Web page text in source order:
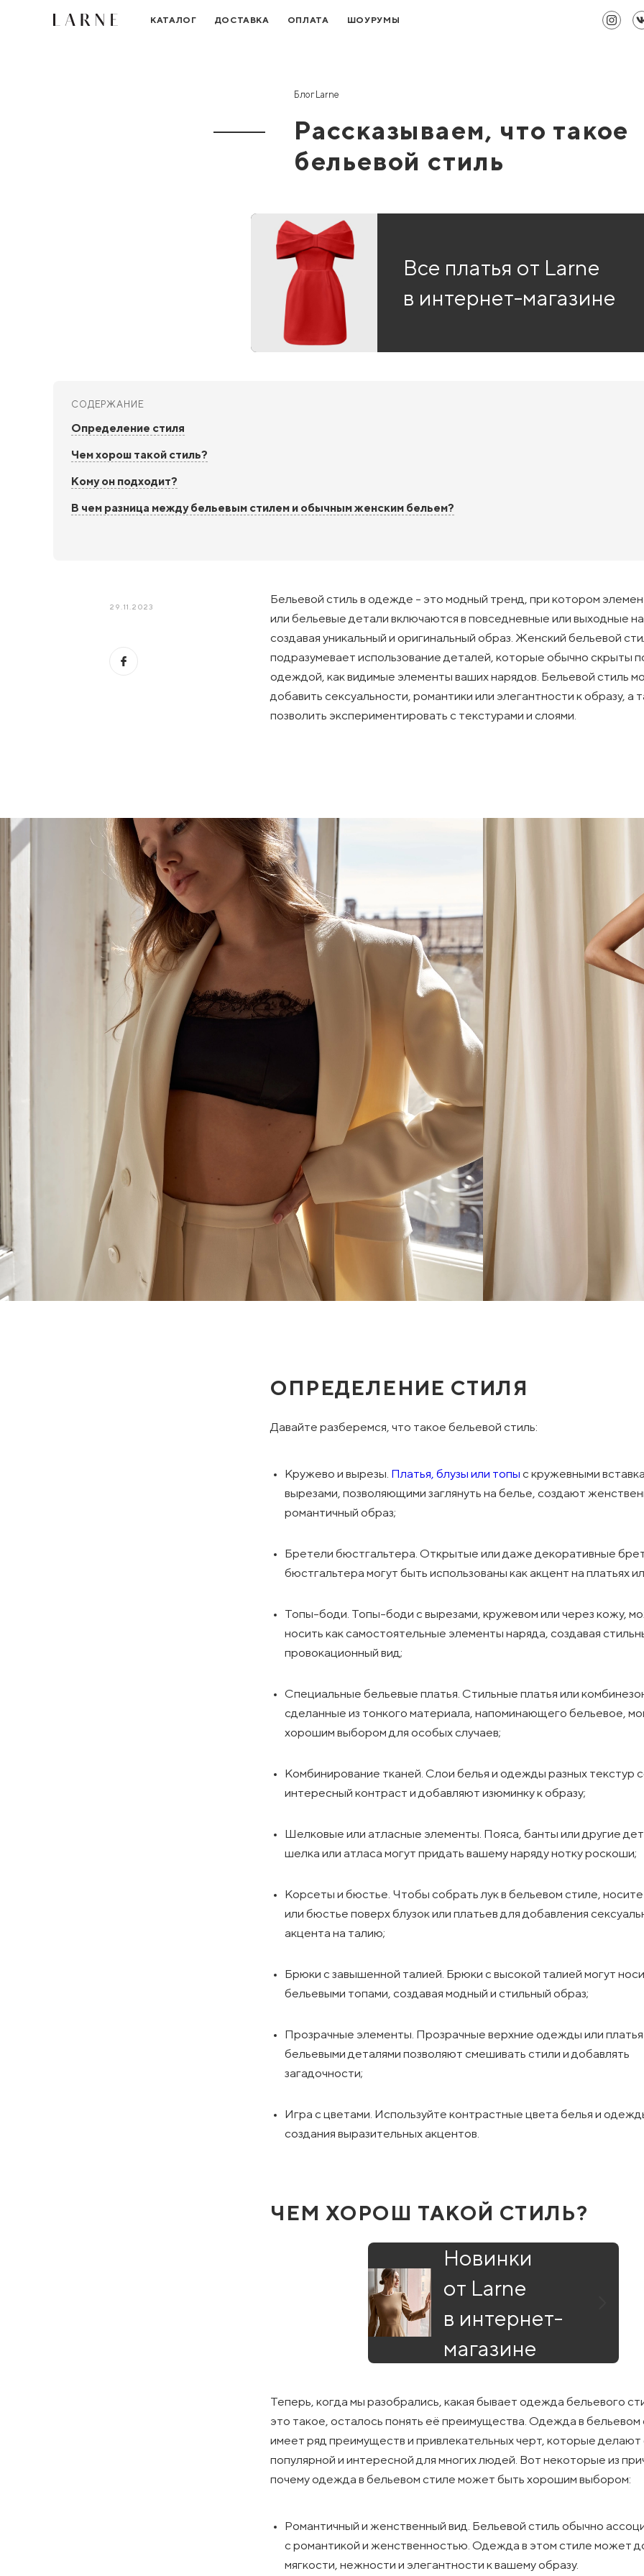
КАТАЛОГ ДОСТАВКА ОПЛАТА ШОУРУМЫ
Блог Larne
Рассказываем, что такое
бельевой стиль
Все платья от Larne
в интернет-магазине
СОДЕРЖАНИЕ
Определение стиля
Чем хорош такой стиль?
Кому он подходит?
В чем разница между бельевым стилем и обычным женским бельем?
29.11.2023
Бельевой стиль в одежде - это модный тренд, при котором
или бельевые детали включаются в повседневные или выходные
создавая уникальный и оригинальный образ. Женский бельевой
подразумевает использование деталей, которые обычно скрыты
одеждой, как видимые элементы ваших нарядов. Бельевой стиль
добавить сексуальности, романтики или элегантности к образу, а
позволить экспериментировать с текстурами и слоями.
ОПРЕДЕЛЕНИЕ СТИЛЯ
Давайте разберемся, что такое бельевой стиль:
Кружево и вырезы. Платья, блузы или топы с кружевными
вырезами, позволяющими заглянуть на белье, создают
романтичный образ;
Бретели бюстгальтера. Открытые или даже декоративные
бюстгальтера могут быть использованы как акцент на платьях
Топы-боди. Топы-боди с вырезами, кружевом или через кожу,
носить как самостоятельные элементы наряда, создавая
провокационный вид;
Специальные бельевые платья. Стильные платья или
сделанные из тонкого материала, напоминающего бельевое,
хорошим выбором для особых случаев;
Комбинирование тканей. Слои белья и одежды разных текстур
интересный контраст и добавляют изюминку к образу;
Шелковые или атласные элементы. Пояса, банты или другие
шелка или атласа могут придать вашему наряду нотку роскоши;
Корсеты и бюстье. Чтобы собрать лук в бельевом стиле,
или бюстье поверх блузок или платьев для добавления
акцента на талию;
Брюки с завышенной талией. Брюки с высокой талией могут
бельевыми топами, создавая модный и стильный образ;
Прозрачные элементы. Прозрачные верхние одежды или платья
бельевыми деталями позволяют смешивать стили и добавлять
загадочности;
Игра с цветами. Используйте контрастные цвета белья и
создания выразительных акцентов.
ЧЕМ ХОРОШ ТАКОЙ СТИЛЬ?
Новинки
от Larne
в интернет-
магазине
Теперь, когда мы разобрались, какая бывает одежда бельевого
это такое, осталось понять её преимущества. Одежда в бельевом
имеет ряд преимуществ и привлекательных черт, которые делают
популярной и интересной для многих людей. Вот некоторые из
почему одежда в бельевом стиле может быть хорошим выбором:
Романтичный и женственный вид. Бельевой стиль обычно
с романтикой и женственностью. Одежда в этом стиле может
мягкости, нежности и элегантности к вашему образу.